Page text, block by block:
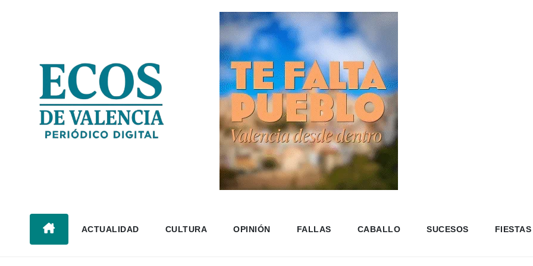
ACTUALIDAD CULTURA OPINIÓN FALLAS CABALLO SUCESOS FIESTAS